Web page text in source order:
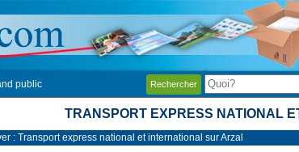
public Rechercher
TRANSPORT EXPRESS NATIONAL
: Transport express national et international sur Arzal